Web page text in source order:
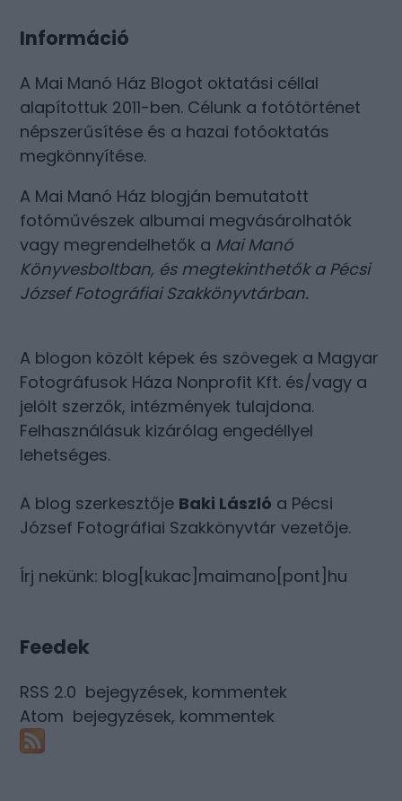
Információ
A Mai Manó Ház Blogot oktatási céllal
alapítottuk 2011-ben. Célunk a fotótörténet
népszerűsítése és a hazai fotóoktatás
megkönnyítése.
A Mai Manó Ház blogján bemutatott
fotóművészek albumai megvásárolhatók
vagy megrendelhetők a Mai Manó
Könyvesboltban, és megtekinthetők a Pécsi
József Fotográfiai Szakkönyvtárban.
A blogon közölt képek és szövegek a Magyar
Fotográfusok Háza Nonprofit Kft. és/vagy a
jelölt szerzők, intézmények tulajdona.
Felhasználásuk kizárólag engedéllyel
lehetséges.
A blog szerkesztője Baki László a Pécsi
József Fotográfiai Szakkönyvtár vezetője.
Írj nekünk: blog[kukac]maimano[pont]hu
Feedek
RSS 2.0 bejegyzések, kommentek
Atom bejegyzések, kommentek